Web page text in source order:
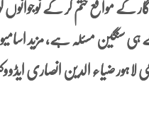
کے مواقع ختم کر کے نوجوانوں
ہی سنگین مسئلہ ہے، مزید
لاہور ضیاء الدین انصاری